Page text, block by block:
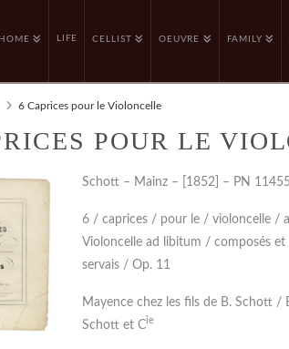
HOME LIFE CELLIST OEUVRE FAMILY
6 Caprices pour le Violoncelle
POUR LE
Schott – Mainz – [1852] – PN 11455
6 / caprices / pour le / violoncelle /
Violoncelle ad libitum / composés
servais / Op. 11
Mayence chez les fils de B. Schott /
Schott et Cie